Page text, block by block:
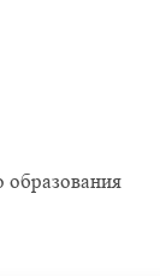
образования